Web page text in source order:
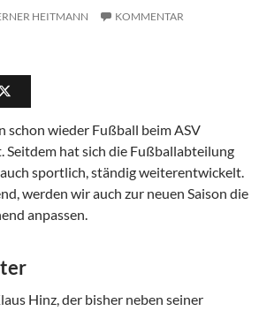
HEITMANN
KOMMENTAR
schon wieder Fußball beim ASV
Seitdem hat sich die Fußballabteilung
sportlich, ständig weiterentwickelt.
werden wir auch zur neuen Saison die
anpassen.
Hinz, der bisher neben seiner